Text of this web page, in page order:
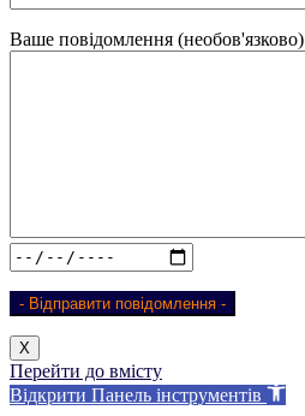
Ваше повідомлення (необов'язково)
Х
Перейти до вмісту
Відкрити Панель інструментів